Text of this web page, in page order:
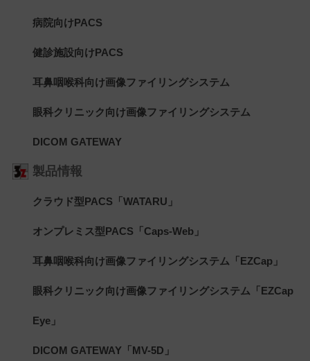
病院向けPACS
健診施設向けPACS
耳鼻咽喉科向け画像ファイリングシステム
眼科クリニック向け画像ファイリングシステム
DICOM GATEWAY
製品情報
クラウド型PACS「WATARU」
オンプレミス型PACS「Caps-Web」
耳鼻咽喉科向け画像ファイリングシステム「EZCap」
眼科クリニック向け画像ファイリングシステム「EZCap
Eye」
DICOM GATEWAY「MV-5D」